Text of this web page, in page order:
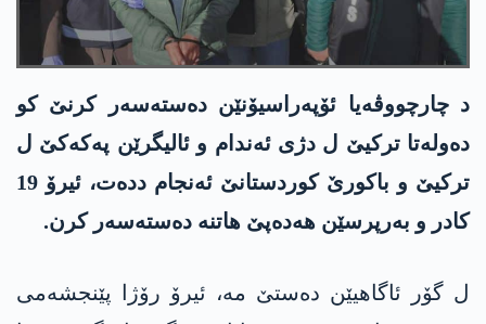
د چارچووڤه‌یا ئۆپه‌راسیۆنێن ده‌سته‌سه‌ر كرنێ كو
ده‌وله‌تا تركیێ ل دژی ئه‌ندام و ئالیگرێن په‌كه‌كێ ل
تركیێ و باكورێ كوردستانێ ئه‌نجام دده‌ت، ئیرۆ 19
كادر و به‌رپرسێن هه‌ده‌پێ هاتنه‌ ده‌سته‌سه‌ر كرن.
ل گۆر ئاگاهیێن ده‌ستێ مه‌، ئیرۆ رۆژا پێنجشه‌می